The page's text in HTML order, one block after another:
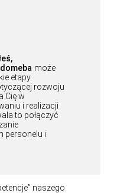
domeba może
etapy
rozwoju
Cię w
i realizacji
to połączyć
personelu i
naszego